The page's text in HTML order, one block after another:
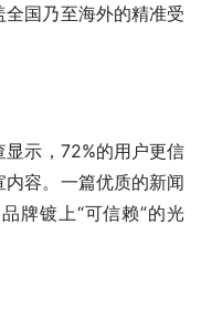
国乃至海外的精准受
示，72%的用户更信
容。一篇优质的新闻
牌镀上“可信赖”的光